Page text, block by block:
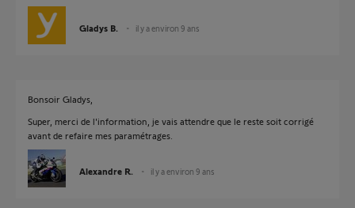
Gladys B. il y a environ 9 ans
Bonsoir Gladys,
Super, merci de l'information, je vais attendre que le reste soit corrigé
avant de refaire mes paramétrages.
Alexandre R. il y a environ 9 ans